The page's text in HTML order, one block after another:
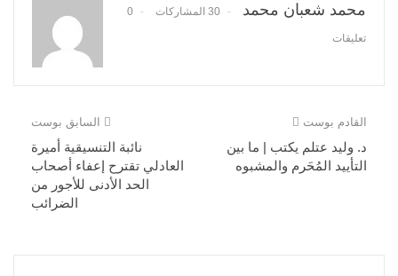
محمد شعبان محمد 30 المشاركات 0
تعليقات
السابق بوست
نائبة التنسيقية أميرة
العادلي تقترح إعفاء أصحاب
الحد الأدنى للأجور من
الضرائب
القادم بوست
د. وليد عتلم يكتب | ما بين
التأييد المُحَرم والمشبوه